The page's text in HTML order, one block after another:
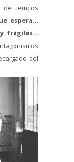
de tiempos
espera…
frágiles…
del